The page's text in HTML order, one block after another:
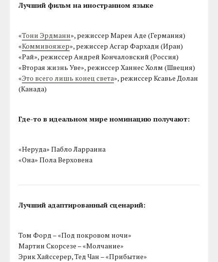
Лучший фильм на иностранном языке
«Тони Эрдманн», режиссер Марен Аде (Германия)
«Коммивояжер», режиссер Асгар Фархади (Иран)
«Рай», режиссер Андрей Кончаловский (Россия)
«Вторая жизнь Уве», режиссер Ханнес Холм (Швеция)
«Это всего лишь конец света», режиссер Ксавье Долан
(Канада)
Где-то в идеальном мире номинацию получают:
«Неруда» Пабло Ларраина
«Она» Пола Верховена
Лучший адаптированный сценарий:
Том Форд – «Под покровом ночи»
Мартин Скорсезе – «Молчание»
Эрик Хайссерер, Тед Чан – «Прибытие»